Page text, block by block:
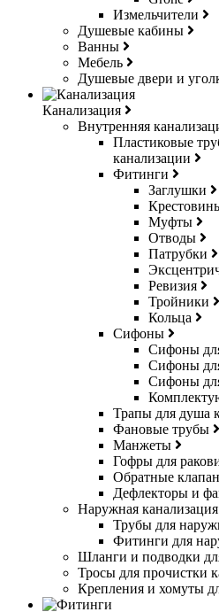
Измельчители
Душевые кабины
Ванны
Мебель
Душевые двери и
Канализация
Внутренняя
Пластиковые
канализации
Фитинги
Заглушки
Муфты
Отводы
Патрубки
Ревизия
Тройники
Кольца
Сифоны
Сифоны
Сифоны
Сифоны
Трапы для душа
Фановые трубы
Манжеты
Гофры для
Обратные
Дефлекторы и
Наружная канализация
Трубы для
Фитинги для
Шланги и подводки
Тросы для прочистки
Крепления и хомуты